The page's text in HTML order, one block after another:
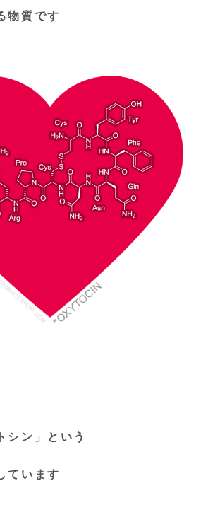
物質です
シン」という
ています